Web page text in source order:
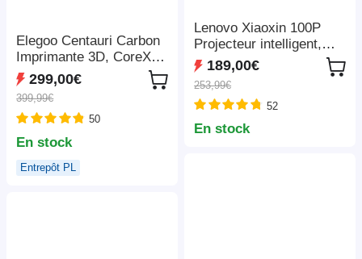
Elegoo Centauri Carbon
Imprimante 3D, CoreXY
500mm/s, Busse 320°C,
Bande LED, Compatible
Carbon/PLA/ABS,
256*256*256mm
299,00€
399,99€
50
En stock
Entrepôt PL
Lenovo Xiaoxin 100P
Projecteur intelligent,
850 ANSI, 1080P,
HDR10, Wi-Fi 6, 2 haut-
parleurs 5 W, correction
automatique du trapèze
189,00€
253,99€
52
En stock